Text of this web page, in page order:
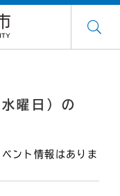
曜日）の
ント情報はありま